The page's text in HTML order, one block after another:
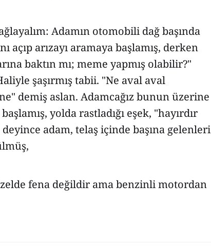
Adamın otomobili dağ başında
açıp arızayı aramaya başlamış, derken
baktın mı; meme yapmış olabilir?"
şaşırmış tabii. "Ne aval aval
demiş aslan. Adamcağız bunun üzerine
yolda rastladığı eşek, "hayırdır
adam, telaş içinde başına gelenleri
fena değildir ama benzinli motordan